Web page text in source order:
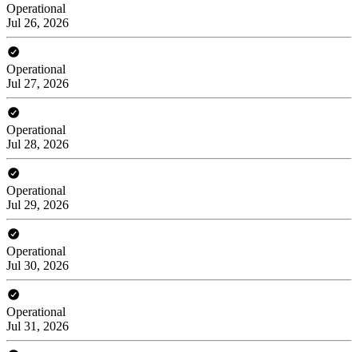
Operational
Jul 26, 2026
Operational
Jul 27, 2026
Operational
Jul 28, 2026
Operational
Jul 29, 2026
Operational
Jul 30, 2026
Operational
Jul 31, 2026